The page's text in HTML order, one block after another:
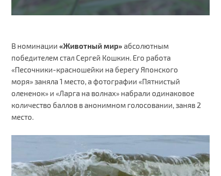
В номинации «Животный мир»абсолютным
победителем стал Сергей Кошкин. Его работа
«Песочники-красношейки на берегу Японского
моря» заняла 1 место, а фотографии «Пятнистый
олененок» и «Ларга на волнах» набрали одинаковое
количество баллов в анонимном голосовании, заняв 2
место.